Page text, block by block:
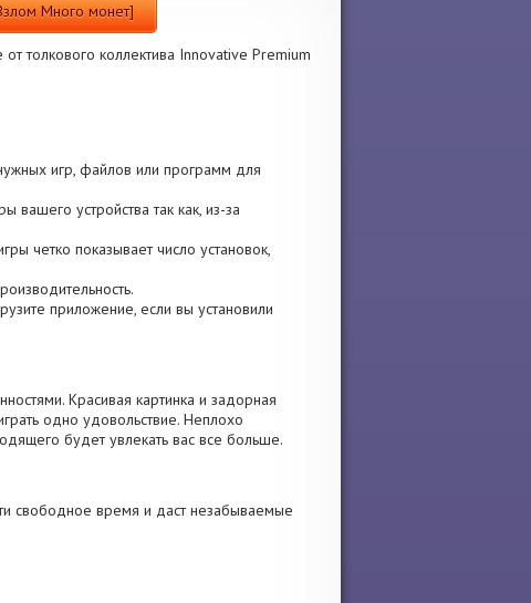
Много монет]
толкового коллектива Innovative Premium
игр, файлов или программ для
устройства так как, из-за
четко показывает число установок,
приложение, если вы установили
Красивая картинка и задорная
одно удовольствие. Неплохо
будет увлекать вас все больше.
свободное время и даст незабываемые